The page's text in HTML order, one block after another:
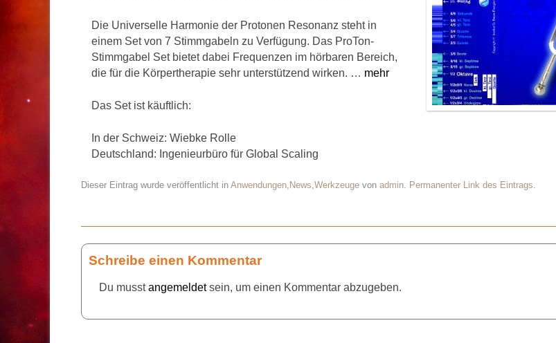
Die Universelle Harmonie der Protonen Resonanz steht in
einem Set von 7 Stimmgabeln zu Verfügung. Das ProTon-
Stimmgabel Set bietet dabei Frequenzen im hörbaren Bereich,
die für die Körpertherapie sehr unterstützend wirken. … mehr
Das Set ist käuftlich:
In der Schweiz: Wiebke Rolle
Deutschland: Ingenieurbüro für Global Scaling
Dieser Eintrag wurde veröffentlicht inAnwendungen News ,Werkzeuge vonadmin Permanenter Link des Eintrags
Schreibe einen Kommentar
Du musstangemeldetsein, um einen Kommentar abzugeben.